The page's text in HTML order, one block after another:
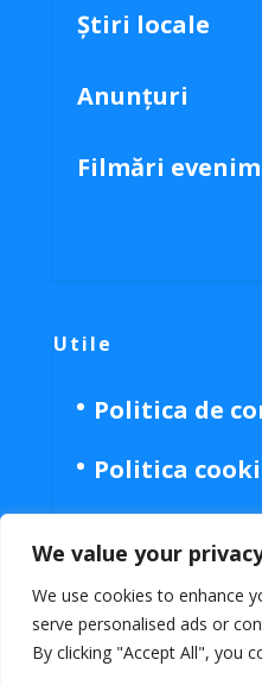
We value your
We use cookies to enhance
serve personalised ads or
By clicking "Accept All", you
Știri locale
Anunțuri
Filmări
Utile
Politica de
Politica